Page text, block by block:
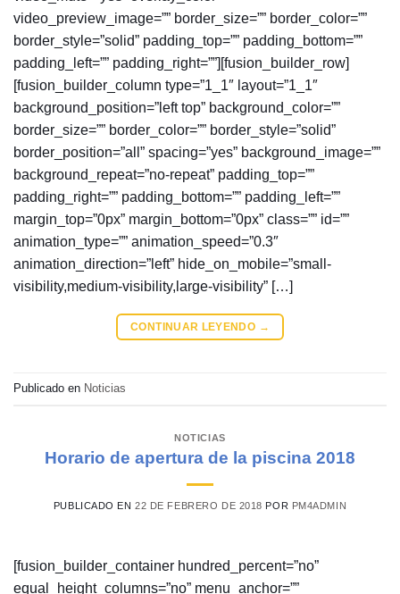
video_preview_image=”” border_size=”” border_color=””
border_style=”solid” padding_top=”” padding_bottom=””
padding_left=”” padding_right=””][fusion_builder_row]
[fusion_builder_column type=”1_1″ layout=”1_1″
background_position=”left top” background_color=””
border_size=”” border_color=”” border_style=”solid”
border_position=”all” spacing=”yes” background_image=””
background_repeat=”no-repeat” padding_top=””
padding_right=”” padding_bottom=”” padding_left=””
margin_top=”0px” margin_bottom=”0px” class=”” id=””
animation_type=”” animation_speed=”0.3″
animation_direction=”left” hide_on_mobile=”small-
visibility,medium-visibility,large-visibility” […]
CONTINUAR LEYENDO →
Publicado en Noticias
NOTICIAS
Horario de apertura de la piscina 2018
PUBLICADO EN22 DE FEBRERO DE 2018 POR PM4ADMIN
[fusion_builder_container hundred_percent=”no”
equal_height_columns=”no” menu_anchor=””